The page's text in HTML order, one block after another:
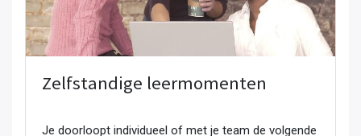
Zelfstandige leermomenten
Je doorloopt individueel of met je team de volgende